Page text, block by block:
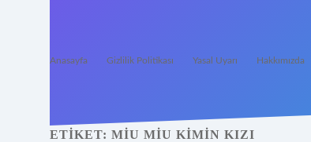
Anasayfa Gizlilik Politikası Yasal Uyarı Hakkımızda
ETIKET: MIU MIU KIMIN KIZI